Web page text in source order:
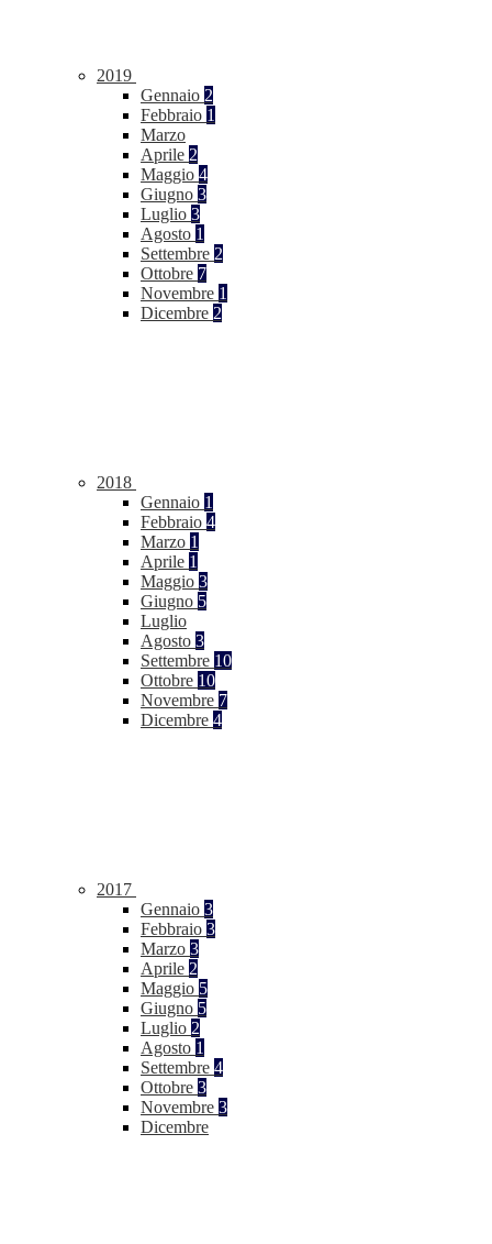
2019
Gennaio 2
Febbraio 1
Marzo
Aprile 2
Maggio 4
Giugno 3
Luglio 3
Agosto 1
Settembre 2
Ottobre 7
Novembre 1
Dicembre 2
2018
Gennaio 1
Febbraio 4
Marzo 1
Aprile 1
Maggio 3
Giugno 5
Luglio
Agosto 3
Settembre 10
Ottobre 10
Novembre 7
Dicembre 4
2017
Gennaio 3
Febbraio 3
Marzo 3
Aprile 2
Maggio 5
Giugno 5
Luglio 2
Agosto 1
Settembre 4
Ottobre 3
Novembre 3
Dicembre